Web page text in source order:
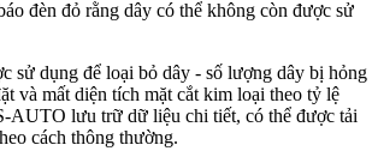
đèn đỏ rằng dây có thể không còn được sử
sử dụng để loại bỏ dây - số lượng dây bị hỏng
và mất diện tích mặt cắt kim loại theo tỷ lệ
AUTO lưu trữ dữ liệu chi tiết, có thể được tải
cách thông thường.